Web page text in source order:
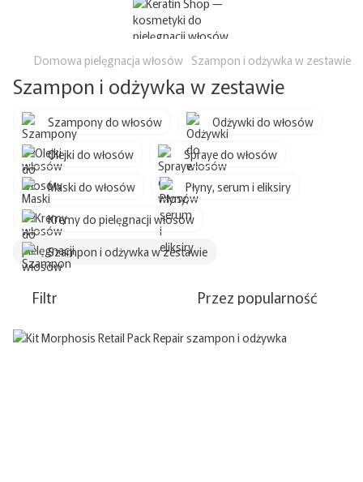
Domowa pielęgnacja włosów Szampon i odżywka w zestawie
Szampon i odżywka w zestawie
Szampony do włosów
Odżywki do włosów
Olejki do włosów
Spraye do włosów
Maski do włosów
Płyny, serum i eliksiry
Kremy do pielęgnacji włosów
Szampon i odżywka w zestawie
Filtr Przez popularność